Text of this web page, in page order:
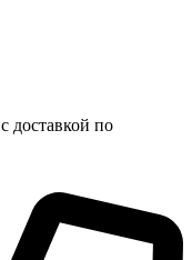
с доставкой по